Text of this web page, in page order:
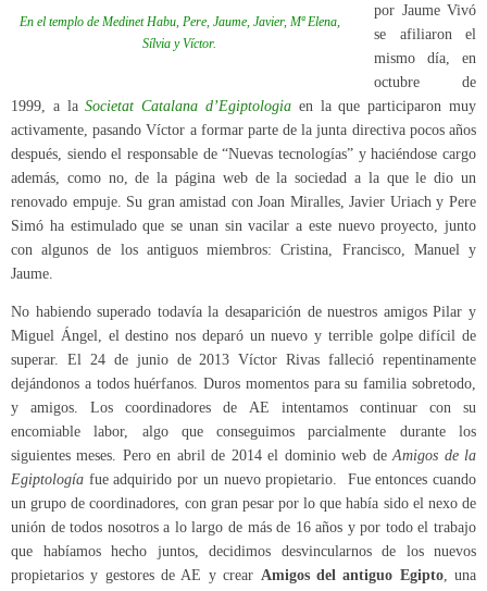
En el templo de Medinet Habu, Pere, Jaume, Javier, Mª Elena,
Sílvia y Víctor.
por Jaume Vivó
se afiliaron el
mismo día, en
octubre de
1999, a laSocietat Catalana d’Egiptologia en la que participaron muy
activamente, pasando Víctor a formar parte de la junta directiva pocos años
después, siendo el responsable de “Nuevas tecnologías” y haciéndose cargo
además, como no, de la página web de la sociedad a la que le dio un
renovado empuje. Su gran amistad con Joan Miralles, Javier Uriach y Pere
Simó ha estimulado que se unan sin vacilar a este nuevo proyecto, junto
con algunos de los antiguos miembros: Cristina, Francisco, Manuel y
Jaume.
No habiendo superado todavía la desaparición de nuestros amigos Pilar y
Miguel Ángel, el destino nos deparó un nuevo y terrible golpe difícil de
superar. El 24 de junio de 2013 Víctor Rivas falleció repentinamente
dejándonos a todos huérfanos. Duros momentos para su familia sobretodo,
y amigos. Los coordinadores de AE intentamos continuar con su
encomiable labor, algo que conseguimos parcialmente durante los
siguientes meses. Pero en abril de 2014 el dominio web deAmigos de la
Egiptología fue adquirido por un nuevo propietario. Fue entonces cuando
un grupo de coordinadores, con gran pesar por lo que había sido el nexo de
unión de todos nosotros a lo largo de más de 16 años y por todo el trabajo
que habíamos hecho juntos, decidimos desvincularnos de los nuevos
propietarios y gestores de AE y crear Amigos del antiguo Egipto, una